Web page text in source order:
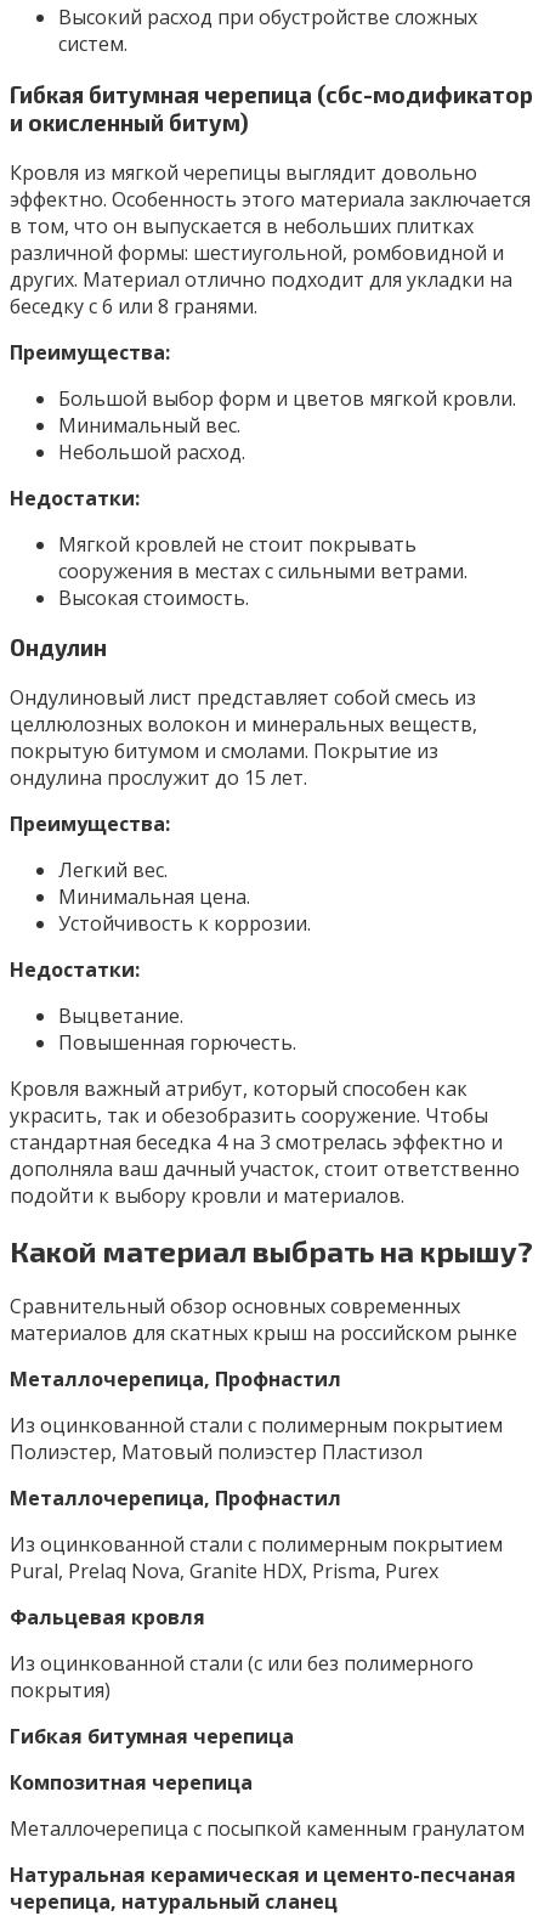
Высокий расход при обустройстве сложных
систем.
Гибкая битумная черепица (сбс-модификатор
и окисленный битум)
Кровля из мягкой черепицы выглядит довольно
эффектно. Особенность этого материала заключается
в том, что он выпускается в небольших плитках
различной формы: шестиугольной, ромбовидной и
других. Материал отлично подходит для укладки на
беседку с 6 или 8 гранями.
Преимущества:
Большой выбор форм и цветов мягкой кровли.
Минимальный вес.
Небольшой расход.
Недостатки:
Мягкой кровлей не стоит покрывать
сооружения в местах с сильными ветрами.
Высокая стоимость.
Ондулин
Ондулиновый лист представляет собой смесь из
целлюлозных волокон и минеральных веществ,
покрытую битумом и смолами. Покрытие из
ондулина прослужит до 15 лет.
Преимущества:
Легкий вес.
Минимальная цена.
Устойчивость к коррозии.
Недостатки:
Выцветание.
Повышенная горючесть.
Кровля важный атрибут, который способен как
украсить, так и обезобразить сооружение. Чтобы
стандартная беседка 4 на 3 смотрелась эффектно и
дополняла ваш дачный участок, стоит ответственно
подойти к выбору кровли и материалов.
Какой материал выбрать на крышу?
Сравнительный обзор основных современных
материалов для скатных крыш на российском рынке
Металлочерепица, Профнастил
Из оцинкованной стали с полимерным покрытием
Полиэстер, Матовый полиэстер Пластизол
Металлочерепица, Профнастил
Из оцинкованной стали с полимерным покрытием
Pural, Prelaq Nova, Granite HDX, Prisma, Purex
Фальцевая кровля
Из оцинкованной стали (с или без полимерного
покрытия)
Гибкая битумная черепица
Композитная черепица
Металлочерепица с посыпкой каменным гранулатом
Натуральная керамическая и цементо-песчаная
черепица, натуральный сланец